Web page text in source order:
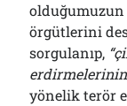
örgütlerini
sorgulanıp,
yönelik terör